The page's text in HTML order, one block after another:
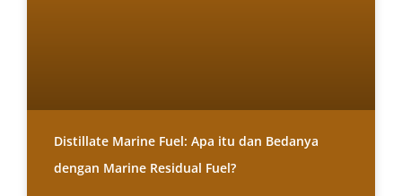
Distillate Marine Fuel: Apa itu dan Bedanya
dengan Marine Residual Fuel?